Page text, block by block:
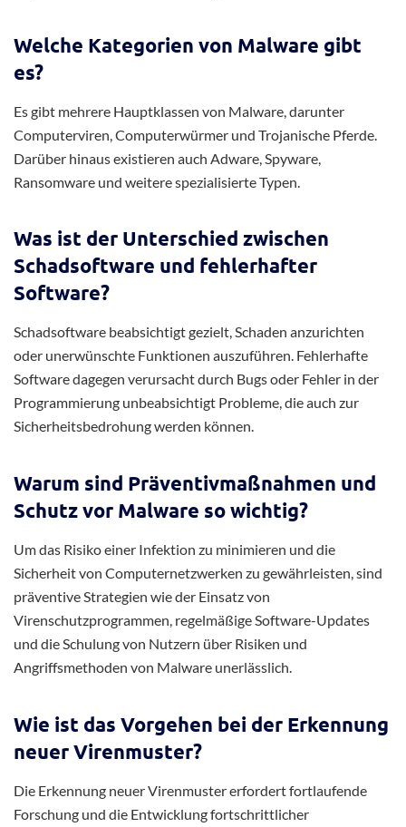
Welche Kategorien von Malware gibt
es?
Es gibt mehrere Hauptklassen von Malware, darunter
Computerviren, Computerwürmer und Trojanische Pferde.
Darüber hinaus existieren auch Adware, Spyware,
Ransomware und weitere spezialisierte Typen.
Was ist der Unterschied zwischen
Schadsoftware und fehlerhafter
Software?
Schadsoftware beabsichtigt gezielt, Schaden anzurichten
oder unerwünschte Funktionen auszuführen. Fehlerhafte
Software dagegen verursacht durch Bugs oder Fehler in der
Programmierung unbeabsichtigt Probleme, die auch zur
Sicherheitsbedrohung werden können.
Warum sind Präventivmaßnahmen und
Schutz vor Malware so wichtig?
Um das Risiko einer Infektion zu minimieren und die
Sicherheit von Computernetzwerken zu gewährleisten, sind
präventive Strategien wie der Einsatz von
Virenschutzprogrammen, regelmäßige Software-Updates
und die Schulung von Nutzern über Risiken und
Angriffsmethoden von Malware unerlässlich.
Wie ist das Vorgehen bei der Erkennung
neuer Virenmuster?
Die Erkennung neuer Virenmuster erfordert fortlaufende
Forschung und die Entwicklung fortschrittlicher